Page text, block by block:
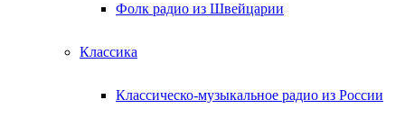
Фолк радио из Швейцарии
Классика
Классическо-музыкальное радио из России